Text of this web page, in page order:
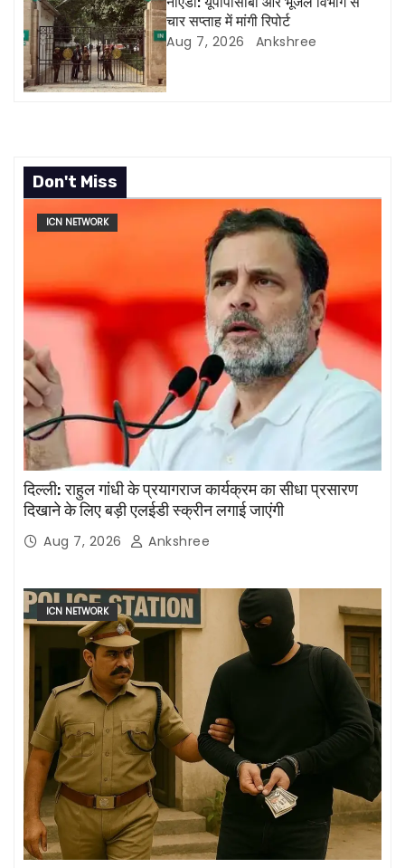
n
चार सप्ताह में मांगी रिपोर्ट
Aug 7, 2026 Ankshree
Don't Miss
ICN NETWORK
दिल्ली: राहुल गांधी के प्रयागराज कार्यक्रम का सीधा प्रसारण
दिखाने के लिए बड़ी एलईडी स्क्रीन लगाई जाएंगी
Aug 7, 2026 Ankshree
ICN NETWORK